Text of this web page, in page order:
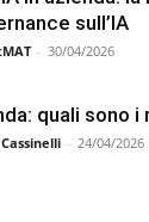
sull’IA
- 30/04/2026
quali sono i
- 24/04/2026